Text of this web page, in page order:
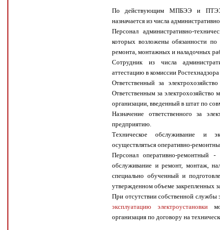
По действующим МПБЭЭ и
назначается из числа
Персонал административно-
которых возложены обязанности по
ремонта, монтажных и наладочных
Сотрудник из числа
аттестацию в комиссии
Ответственный за
Ответственным за электрохозяйство
организации, введенный в штат по
Назначение ответственного за
предприятию.
Техническое обслуживание и
осуществляться оперативно-
Персонал оперативно-ремонтный -
обслуживание и ремонт, монтаж,
специально обученный и
утвержденном объеме закрепленных
При отсутствии собственной службы
эксплуатацию электроустановки
организация по договору на